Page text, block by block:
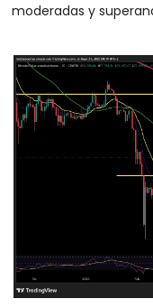
moderadas y